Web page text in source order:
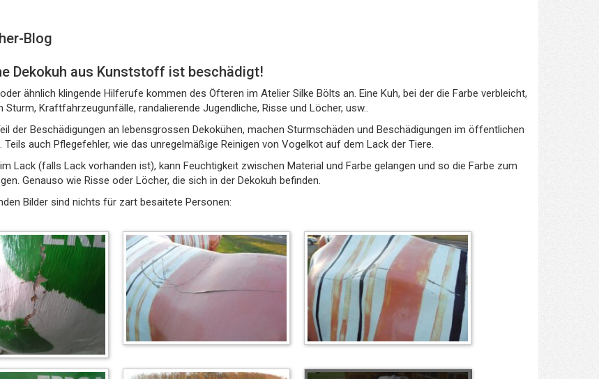
Blog
Dekokuh aus Kunststoff ist beschädigt!
ähnlich klingende Hilferufe kommen des Öfteren im Atelier Silke Bölts an. Eine Kuh, bei der die Farbe verbleicht,
Sturm, Kraftfahrzeugunfälle, randalierende Jugendliche, Risse und Löcher, usw..
der Beschädigungen an lebensgrossen Dekokühen, machen Sturmschäden und Beschädigungen im öffentlichen
Teils auch Pflegefehler, wie das unregelmäßige Reinigen von Vogelkot auf dem Lack der Tiere.
Lack (falls Lack vorhanden ist), kann Feuchtigkeit zwischen Material und Farbe gelangen und so die Farbe zum
Genauso wie Risse oder Löcher, die sich in der Dekokuh befinden.
Bilder sind nichts für zart besaitete Personen: